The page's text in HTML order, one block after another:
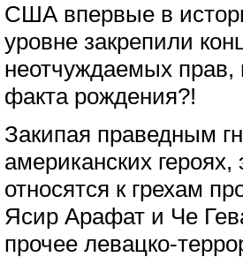
США впервые в
уровне закрепили
неотчуждаемых
факта рождения?!
Закипая праведным
американских
относятся к грехам
Ясир Арафат и Че
прочее левацко-